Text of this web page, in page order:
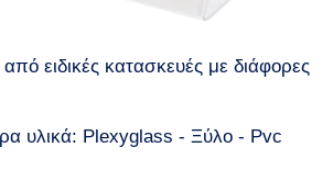
ειδικές κατασκευές με διάφορες
υλικά: Plexyglass - Ξύλο - Pvc